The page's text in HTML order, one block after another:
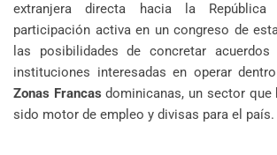
extranjera directa hacia la República
participación activa en un congreso de
las posibilidades de concretar
instituciones interesadas en operar
Zonas Francas dominicanas, un sector que
sido motor de empleo y divisas para el país.